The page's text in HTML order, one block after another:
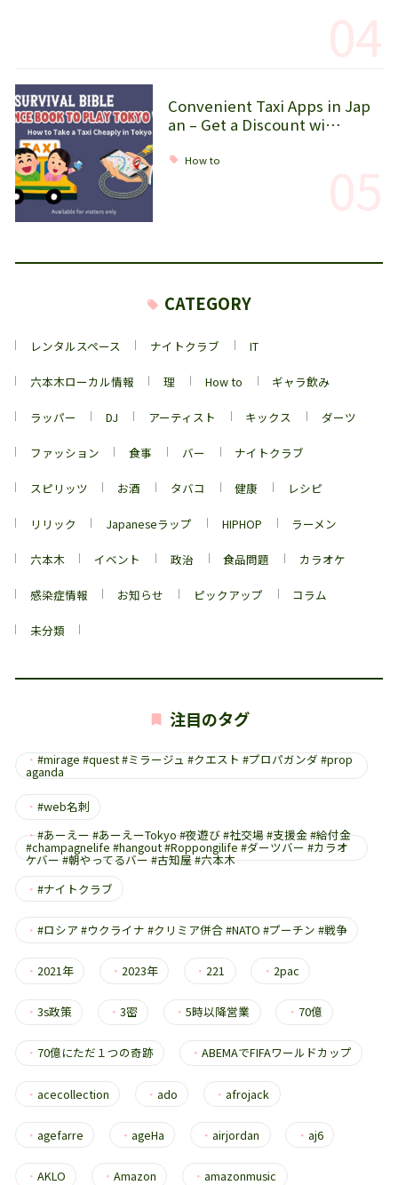
Convenient Taxi Apps in Jap
an – Get a Discount wi…
How to
CATEGORY
レンタルスペース ナイトクラブ IT
六本木ローカル情報 理 How to ギャラ飲み
ラッパー DJ アーティスト キックス ダーツ
ファッション 食事 バー ナイトクラブ
スピリッツ お酒 タバコ 健康 レシピ
リリック Japaneseラップ HIPHOP ラーメン
六本木 イベント 政治 食品問題 カラオケ
感染症情報 お知らせ ピックアップ コラム
未分類
注目のタグ
・ #mirage #quest #ミラージュ #クエスト #プロパガンダ #prop
aganda
・ #web名刺
・ #あーえー #あーえーTokyo #夜遊び #社交場 #支援金 #給付金
#champagnelife #hangout #Roppongilife #ダーツバー #カラオ
ケバー #朝やってるバー #古知屋 #六本木
・ #ナイトクラブ
・ #ロシア #ウクライナ #クリミア併合 #NATO #プーチン #戦争
・ 2021年 ・2023年 ・221 ・ 2pac
・ 3s政策 ・3密 ・5時以降営業 ・ 70億
・ 70億にただ１つの奇跡 ・ABEMAでFIFAワールドカップ
・ acecollection ・ ado ・ afrojack
・ agefarre ・ ageHa ・ airjordan ・ aj6
・ AKLO ・Amazon ・ amazonmusic